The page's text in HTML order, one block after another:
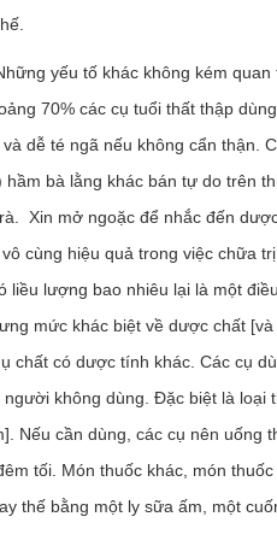
yếu tố khác không kém quan
70% các cụ tuổi thất thập
và dễ té ngã nếu không cẩn thận.
hầm bà lằng khác bán tự do trên
Xin mở ngoặc để nhắc đến
cùng hiệu quả trong việc chữa
liều lượng bao nhiêu lại là một
mức khác biệt về dược chất
chất có dược tính khác. Các cụ
người không dùng. Đặc biệt là loại
Nếu cần dùng, các cụ nên uống
tối. Món thuốc khác, món
thế bằng một ly sữa ấm, một